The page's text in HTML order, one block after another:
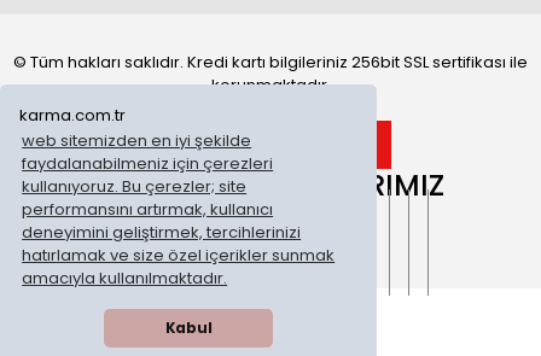
karma.com.tr
web sitemizden en iyi şekilde
faydalanabilmeniz için çerezleri
kullanıyoruz. Bu çerezler; site
performansını artırmak, kullanıcı
deneyimini geliştirmek, tercihlerinizi
hatırlamak ve size özel içerikler sunmak
amacıyla kullanılmaktadır.
Kabul
WhatsApp Sipariş
© Tüm hakları saklıdır. Kredi kartı bilgileriniz 256bit SSL sertifikası ile
korunmaktadır.
ONLİNE MAĞAZALARIMIZ